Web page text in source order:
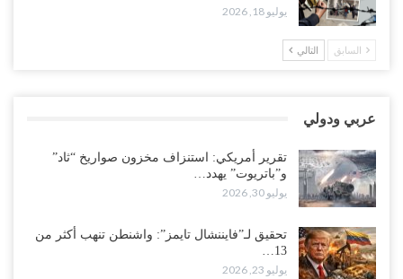
“حضرموت“| بعد اقتحام منزل شيخ بارز.. قبائل الصحراء اليمنية تبدأ
احتشاداً على الحدود السعودية..!
أغسطس 2, 2026
أغسطس 2, 2026
“تعز“| مع اقتراب إعادة الهيكلة السعودية.. سباق بين طارق والإصلاح
لإشعال حرب..!
أغسطس 2, 2026
“حضرموت“| تغييرات سعودية بصفوف قيادة “درع الوطن” المتمركز
بالعبر.. هل بدأت الرياض إعادة هيكلة فصائلها بعد…
يوليو 18, 2026
السابق التالي
عربي ودولي
تقرير أمريكي: استنزاف مخزون صواريخ “ثاد”
و”باتريوت” يهدد…
يوليو 30, 2026
تحقيق لـ”فايننشال تايمز”: واشنطن تنهب أكثر من
13…
يوليو 23, 2026